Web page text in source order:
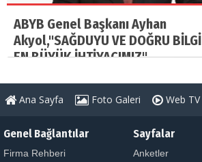
ABYB Genel Başkanı Ayhan
Akyol,"SAĞDUYU VE DOĞRU BİLGİ
EN BÜYÜK İHTİYACIMIZ"
Ana Sayfa Foto Galeri Web TV
Genel Bağlantılar
Firma Rehberi
Sayfalar
Anketler